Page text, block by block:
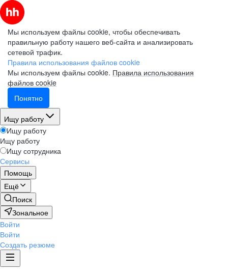
Мы используем файлы cookie, чтобы обеспечивать
правильную работу нашего веб-сайта и анализировать
сетевой трафик.
Правила использования файлов cookie
Мы используем файлы cookie. Правила использования
файлов cookie
Понятно
Ищу работу
Ищу работу
Ищу работу
Ищу сотрудника
Сервисы
Помощь
Ещё
Поиск
Зональное
Войти
Войти
Создать резюме